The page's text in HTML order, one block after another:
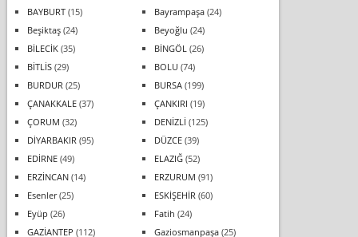
BAYBURT(15) Bayrampaşa(24)
Beşiktaş(24) Beyoğlu (24)
BİLECİK(35) BİNGÖL (26)
BİTLİS(29) BOLU (74)
BURDUR (25) BURSA(199)
ÇANAKKALE(37) ÇANKIRI (19)
ÇORUM (32) DENİZLİ (125)
DİYARBAKIR (95) DÜZCE(39)
EDİRNE(49) ELAZIĞ(52)
ERZİNCAN(14) ERZURUM (91)
Esenler(25) ESKİŞEHİR (60)
Eyüp (26) Fatih (24)
GAZİANTEP (112) Gaziosmanpaşa(25)